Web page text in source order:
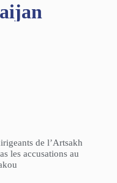
de l’Artsakh
les accusations au